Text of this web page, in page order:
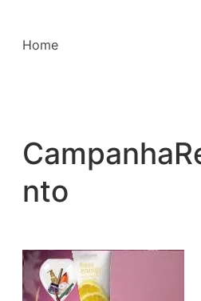
para
Home
nto